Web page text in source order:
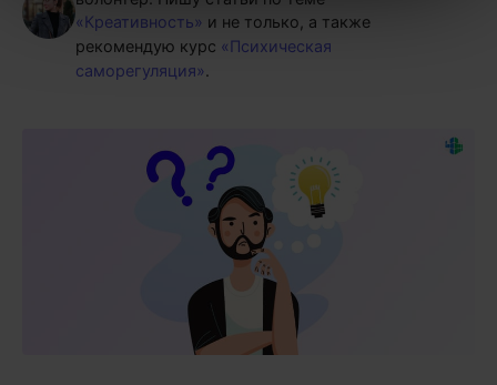
«Креативность» и не только, а также
рекомендую курс «Психическая
саморегуляция».